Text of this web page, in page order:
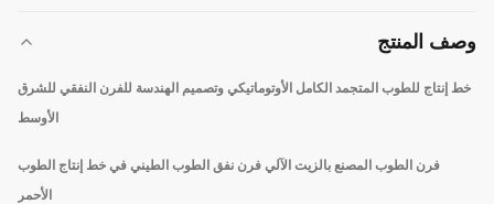
وصف المنتج
خط إنتاج للطوب المتجمد الكامل الأوتوماتيكي وتصميم الهندسة للفرن النفقي للشرق
الأوسط
فرن الطوب المصنع بالزيت الآلي فرن نفق الطوب الطيني في خط إنتاج الطوب
الأحمر